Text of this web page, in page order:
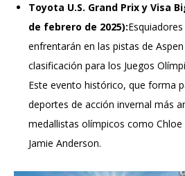
Toyota U.S. Grand Prix y Visa
de febrero de 2025):
enfrentarán en las pistas de
clasificación para los Juegos
Este evento histórico, que forma
deportes de acción invernal más
medallistas olímpicos como Chloe
Jamie Anderson.